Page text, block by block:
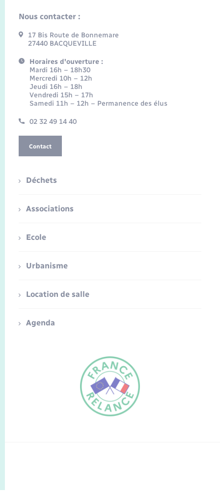
FR
Nous contacter :
17 Bis Route de Bonnemare
27440 BACQUEVILLE
Horaires d'ouverture :
Mardi 16h – 18h30
Mercredi 10h – 12h
Jeudi 16h – 18h
Vendredi 15h – 17h
Samedi 11h – 12h – Permanence des élus
02 32 49 14 40
Contact
Déchets
Associations
Ecole
Urbanisme
Location de salle
Agenda